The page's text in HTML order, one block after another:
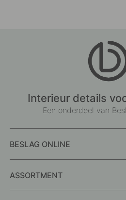
Interieur details
Een onderdeel van
BESLAG ONLINE
ASSORTMENT